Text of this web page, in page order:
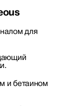
для
и бетаином